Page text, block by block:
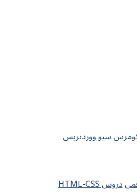
سيو ووردبريس
دروس HTML-CSS